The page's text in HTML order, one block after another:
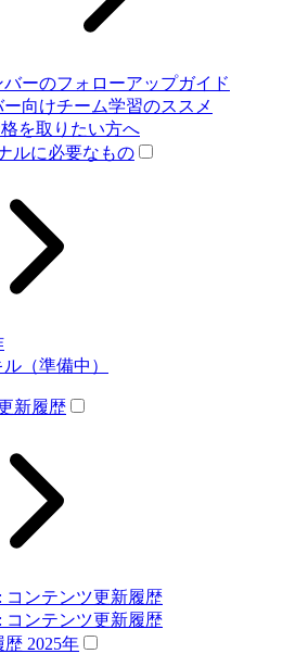
ーのフォローアップガイド
向けチーム学習のススメ
を取りたい方へ
ルに必要なもの
（準備中）
新履歴
コンテンツ更新履歴
コンテンツ更新履歴
2025年